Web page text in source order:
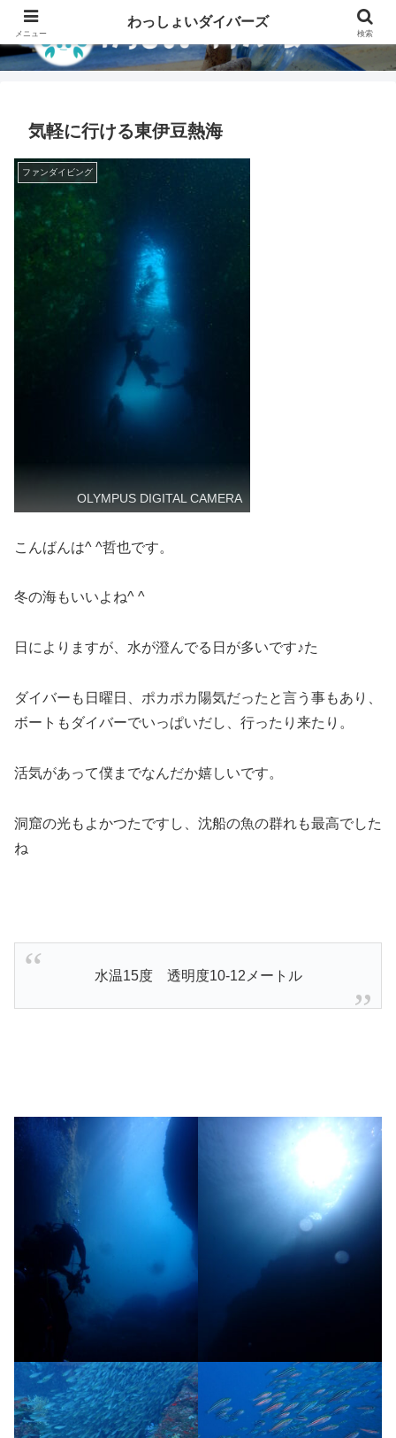
気軽に行ける東伊豆熱海
ファンダイビング
OLYMPUS DIGITAL CAMERA
こんばんは^ ^哲也です。
冬の海もいいよね^ ^
日によりますが、水が澄んでる日が多いです♪た
ダイバーも日曜日、ポカポカ陽気だったと言う事もあり、
ボートもダイバーでいっぱいだし、行ったり来たり。
活気があって僕までなんだか嬉しいです。
洞窟の光もよかつたですし、沈船の魚の群れも最高でした
ね
水温15度 透明度10-12メートル
メニュー
わっしょいダイバーズ
検索